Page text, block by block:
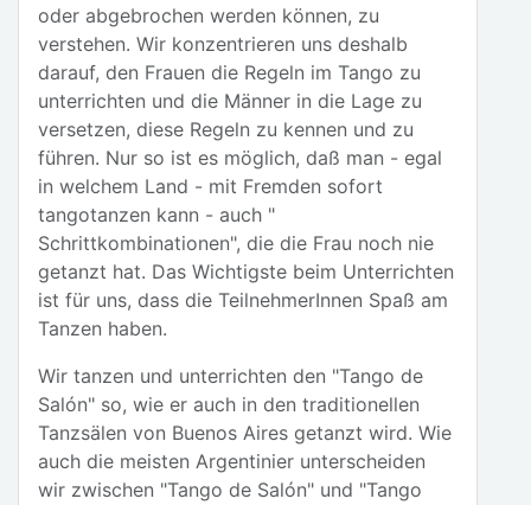
oder abgebrochen werden können, zu
verstehen. Wir konzentrieren uns deshalb
darauf, den Frauen die Regeln im Tango zu
unterrichten und die Männer in die Lage zu
versetzen, diese Regeln zu kennen und zu
führen. Nur so ist es möglich, daß man - egal
in welchem Land - mit Fremden sofort
tangotanzen kann - auch "
Schrittkombinationen", die die Frau noch nie
getanzt hat. Das Wichtigste beim Unterrichten
ist für uns, dass die TeilnehmerInnen Spaß am
Tanzen haben.
Wir tanzen und unterrichten den "Tango de
Salón" so, wie er auch in den traditionellen
Tanzsälen von Buenos Aires getanzt wird. Wie
auch die meisten Argentinier unterscheiden
wir zwischen "Tango de Salón" und "Tango